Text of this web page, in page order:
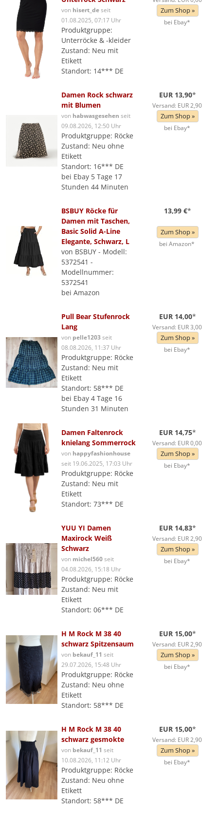
von hisert_deseit
01.08.2025, 07:17 Uhr
Produktgruppe:
Unterröcke & -kleider
Zustand: Neu mit
Etikett
Standort: 14*** DE
Zum Shop »
bei Ebay*
Damen Rock schwarz
mit Blumen
von habwasgesehen seit
09.08.2026, 12:50 Uhr
Produktgruppe: Röcke
Zustand: Neu ohne
Etikett
Standort: 16*** DE
bei Ebay 5 Tage 17
Stunden 44 Minuten
EUR 13,90*
Versand: EUR 2,90
Zum Shop »
bei Ebay*
BSBUY Röcke für
Damen mit Taschen,
Basic Solid A-Line
Elegante, Schwarz, L
von BSBUY - Modell:
5372541 -
Modellnummer:
5372541
bei Amazon
13,99 €*
Zum Shop »
bei Amazon*
Pull Bear Stufenrock
Lang
von pelle1203seit
08.08.2026, 11:37 Uhr
Produktgruppe: Röcke
Zustand: Neu mit
Etikett
Standort: 58*** DE
bei Ebay 4 Tage 16
Stunden 31 Minuten
EUR 14,00*
Versand: EUR 3,00
Zum Shop »
bei Ebay*
Damen Faltenrock
knielang Sommerrock
von happyfashionhouse
seit 19.06.2025, 17:03 Uhr
Produktgruppe: Röcke
Zustand: Neu mit
Etikett
Standort: 73*** DE
EUR 14,75*
Versand: EUR 0,00
Zum Shop »
bei Ebay*
YUU YI Damen
Maxirock Weiß
Schwarz
von michel560seit
04.08.2026, 15:18 Uhr
Produktgruppe: Röcke
Zustand: Neu mit
Etikett
Standort: 06*** DE
EUR 14,83*
Versand: EUR 2,90
Zum Shop »
bei Ebay*
H M Rock M 38 40
schwarz Spitzensaum
von bekauf_11 seit
29.07.2026, 15:48 Uhr
Produktgruppe: Röcke
Zustand: Neu ohne
Etikett
Standort: 58*** DE
EUR 15,00*
Versand: EUR 2,90
Zum Shop »
bei Ebay*
H M Rock M 38 40
schwarz gesmokte
von bekauf_11 seit
10.08.2026, 11:12 Uhr
Produktgruppe: Röcke
Zustand: Neu ohne
Etikett
Standort: 58*** DE
EUR 15,00*
Versand: EUR 2,90
Zum Shop »
bei Ebay*